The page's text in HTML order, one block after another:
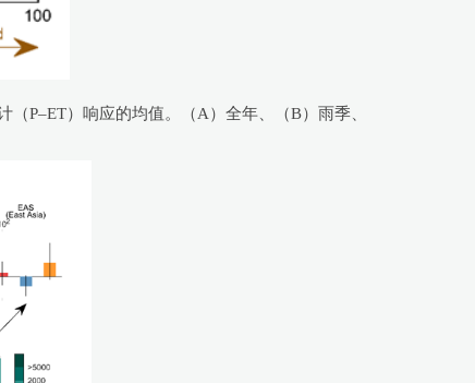
P–ET）响应的均值。（A）全年、（B）雨季、